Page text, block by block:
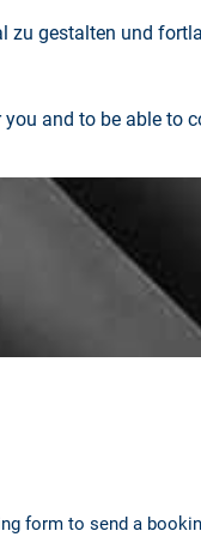
zu gestalten und
and to be able to
Inicio
form to send a